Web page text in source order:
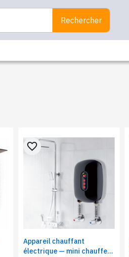
Rechercher
Appareil chauffant
électrique — mini chauffe-
favorite_border